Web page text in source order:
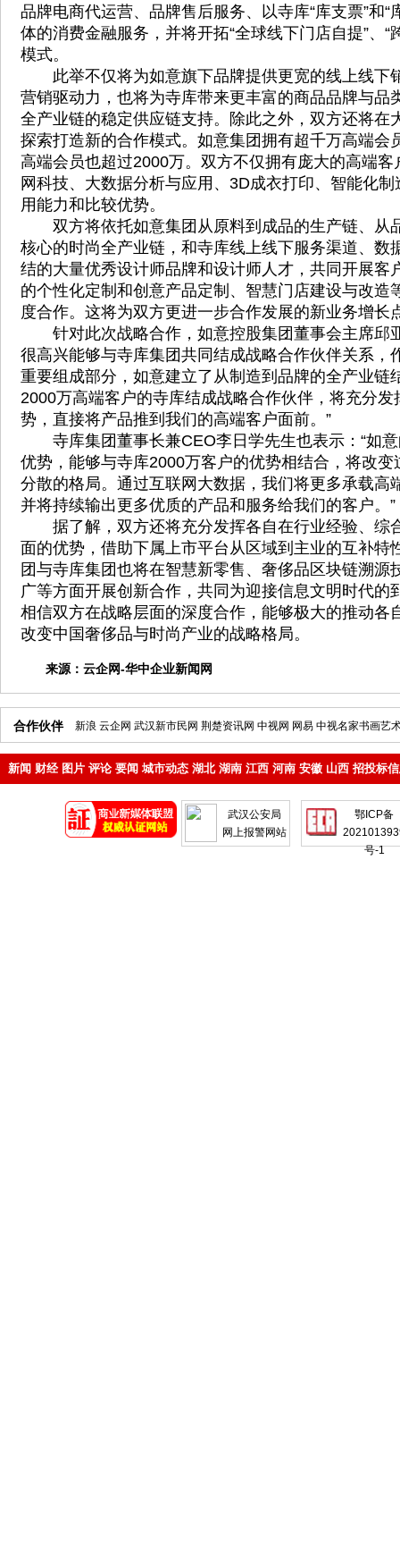
品牌电商代运营、品牌售后服务、以寺库“库支票”和“
体的消费金融服务，并将开拓“全球线下门店自提”、“
模式。
此举不仅将为如意旗下品牌提供更宽的线上线下
营销驱动力，也将为寺库带来更丰富的商品品牌与品
全产业链的稳定供应链支持。除此之外，双方还将在
探索打造新的合作模式。如意集团拥有超千万高端会
高端会员也超过2000万。双方不仅拥有庞大的高端
网科技、大数据分析与应用、3D成衣打印、智能化
用能力和比较优势。
双方将依托如意集团从原料到成品的生产链、从
核心的时尚全产业链，和寺库线上线下服务渠道、数
结的大量优秀设计师品牌和设计师人才，共同开展客
的个性化定制和创意产品定制、智慧门店建设与改造
度合作。这将为双方更进一步合作发展的新业务增长
针对此次战略合作，如意控股集团董事会主席邱
很高兴能够与寺库集团共同结成战略合作伙伴关系，
重要组成部分，如意建立了从制造到品牌的全产业链
2000万高端客户的寺库结成战略合作伙伴，将充分发
势，直接将产品推到我们的高端客户面前。”
寺库集团董事长兼CEO李日学先生也表示：“如意
优势，能够与寺库2000万客户的优势相结合，将改
分散的格局。通过互联网大数据，我们将更多承载高
并将持续输出更多优质的产品和服务给我们的客户。”
据了解，双方还将充分发挥各自在行业经验、综
面的优势，借助下属上市平台从区域到主业的互补特
团与寺库集团也将在智慧新零售、奢侈品区块链溯源
广等方面开展创新合作，共同为迎接信息文明时代的
相信双方在战略层面的深度合作，能够极大的推动各
改变中国奢侈品与时尚产业的战略格局。
来源： 云企网-华中企业新闻网
合作伙伴 新浪 云企网 武汉新市民网 荆楚资讯网 中视网 网易 中视名家书画艺
新闻 财经 图片 评论 要闻 城市动态 湖北 湖南 江西 河南 安徽 山西 招投标
武汉公安局
网上报警网站
鄂ICP备
号-1